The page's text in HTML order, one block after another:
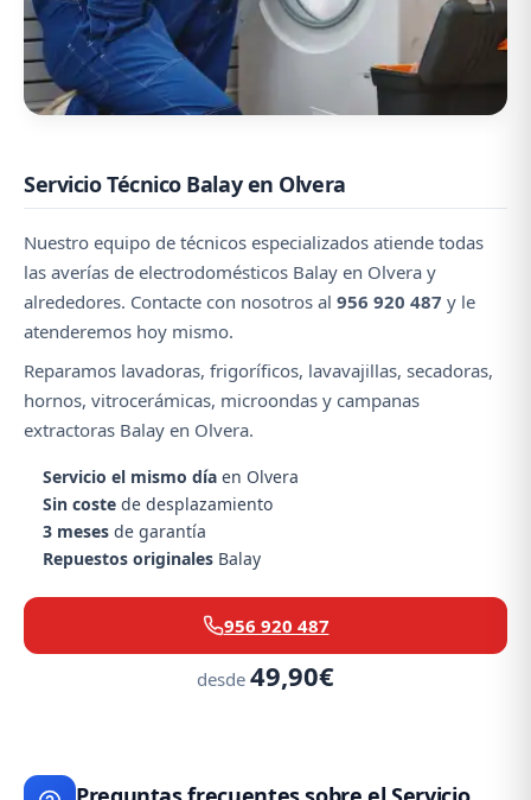
Servicio Técnico Balay en Olvera
Nuestro equipo de técnicos especializados atiende todas
las averías de electrodomésticos Balay en Olvera y
alrededores. Contacte con nosotros al 956 920 487 y le
atenderemos hoy mismo.
Reparamos lavadoras, frigoríficos, lavavajillas, secadoras,
hornos, vitrocerámicas, microondas y campanas
extractoras Balay en Olvera.
Servicio el mismo día en Olvera
Sin coste de desplazamiento
3 meses de garantía
Repuestos originales Balay
956 920 487
desde 49,90€